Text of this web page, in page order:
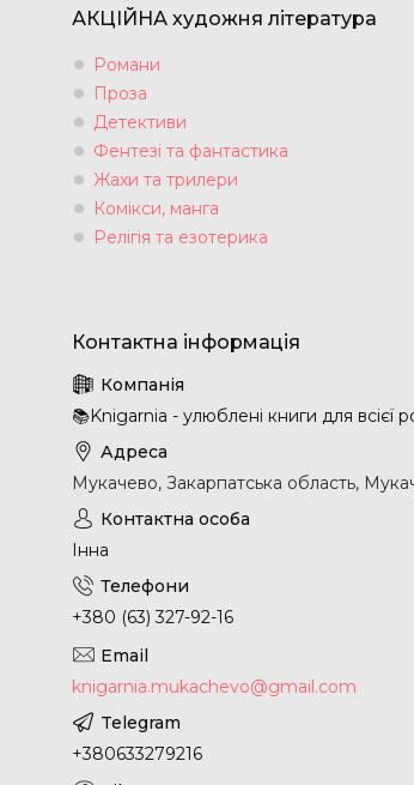
АКЦІЙНА художня література
Романи
Проза
Детективи
Фентезі та фантастика
Жахи та трилери
Комікси, манга
Релігія та езотерика
📚Knigarnia - улюблені книги для всієї
Мукачево, Закарпатська область,
Інна
+380 (63) 327-92-16
knigarnia.mukachevo@gmail.com
+380633279216